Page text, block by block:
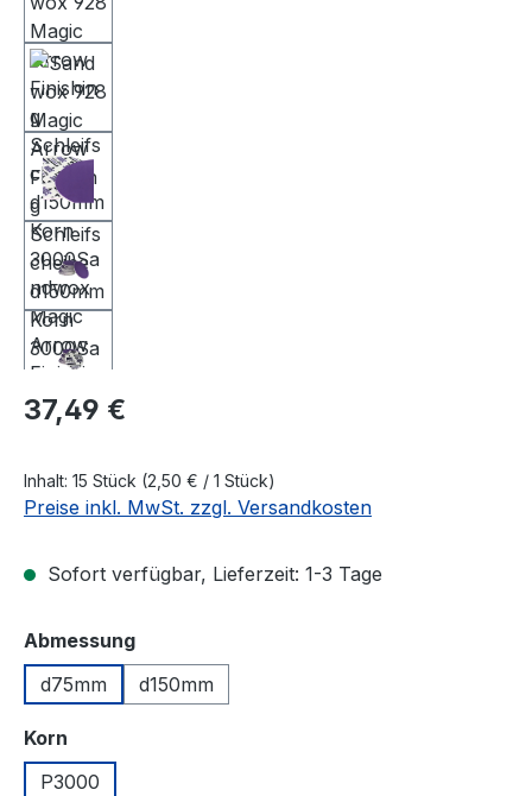
Regulärer Preis:
37,49 €
Inhalt: 15 Stück (2,50 € / 1 Stück)
Preise inkl. MwSt. zzgl. Versandkosten
Sofort verfügbar, Lieferzeit: 1-3 Tage
Abmessungauswählen
d75mm
d150mm
Korn
P3000